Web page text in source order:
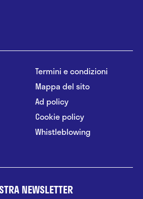
Termini e condizioni
Mappa del sito
Ad policy
Cookie policy
Whistleblowing
NEWSLETTER